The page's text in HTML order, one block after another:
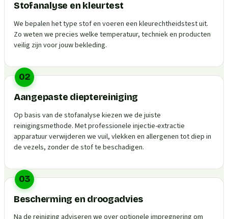
Stofanalyse en kleurtest
We bepalen het type stof en voeren een kleurechtheidstest uit.
Zo weten we precies welke temperatuur, techniek en producten
veilig zijn voor jouw bekleding.
02
Aangepaste dieptereiniging
Op basis van de stofanalyse kiezen we de juiste
reinigingsmethode. Met professionele injectie-extractie
apparatuur verwijderen we vuil, vlekken en allergenen tot diep in
de vezels, zonder de stof te beschadigen.
03
Bescherming en droogadvies